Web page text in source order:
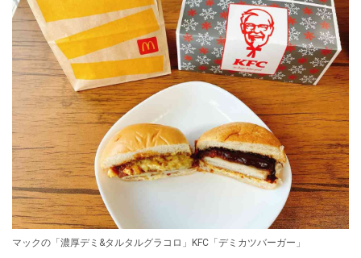
マックの「濃厚デミ&タルタルグラコロ」KFC「デミカツバーガー」